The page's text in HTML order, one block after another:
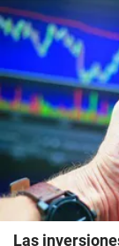
Las